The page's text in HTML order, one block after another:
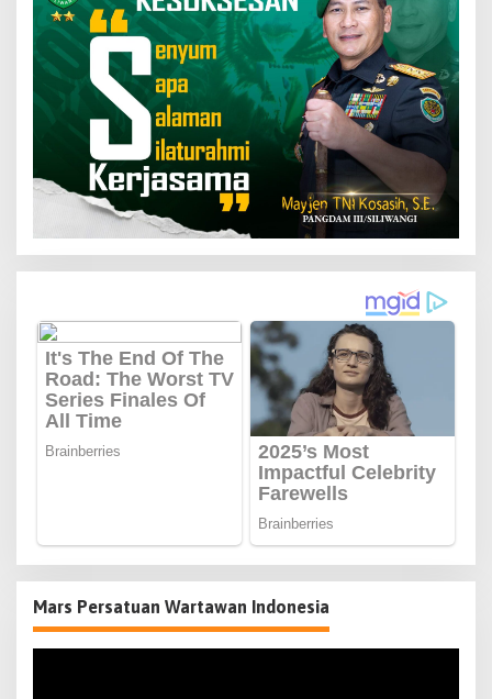
Mars Persatuan Wartawan Indonesia